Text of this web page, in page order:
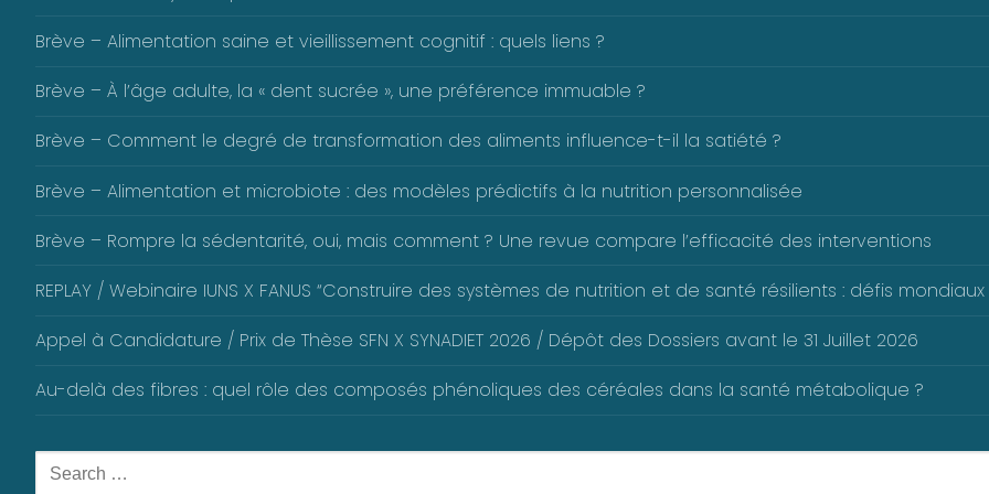
Brève – Alimentation saine et vieillissement cognitif : quels liens ?
Brève – À l’âge adulte, la « dent sucrée », une préférence immuable ?
Brève – Comment le degré de transformation des aliments influence-t-il la satiété ?
Brève – Alimentation et microbiote : des modèles prédictifs à la nutrition personnalisée
Brève – Rompre la sédentarité, oui, mais comment ? Une revue compare l’efficacité des interventions
REPLAY / Webinaire IUNS X FANUS “Construire des systèmes de nutrition et de santé résilients : défis
Appel à Candidature / Prix de Thèse SFN X SYNADIET 2026 / Dépôt des Dossiers avant le 31 Juillet 2026
Au-delà des fibres : quel rôle des composés phénoliques des céréales dans la santé métabolique ?
Rechercher